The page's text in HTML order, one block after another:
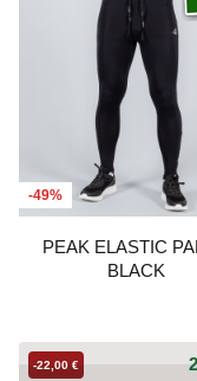
-49%
PEAK ELASTIC
BLACK
-22,00 €